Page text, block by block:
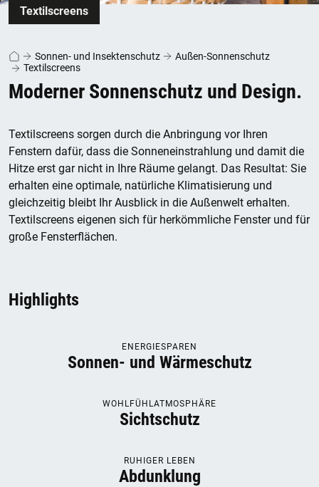
Textilscreens
Sonnen- und Insektenschutz
Außen-Sonnenschutz
Textilscreens
Moderner Sonnenschutz und Design.
Textilscreens sorgen durch die Anbringung vor Ihren
Fenstern dafür, dass die Sonneneinstrahlung und damit die
Hitze erst gar nicht in Ihre Räume gelangt. Das Resultat: Sie
erhalten eine optimale, natürliche Klimatisierung und
gleichzeitig bleibt Ihr Ausblick in die Außenwelt erhalten.
Textilscreens eigenen sich für herkömmliche Fenster und für
große Fensterflächen.
Highlights
ENERGIESPAREN
Sonnen- und Wärmeschutz
WOHLFÜHLATMOSPHÄRE
Sichtschutz
RUHIGER LEBEN
Abdunklung